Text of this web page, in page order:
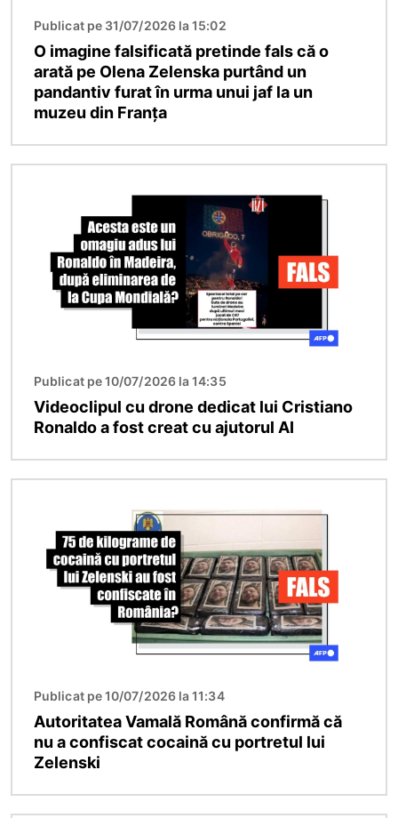
Publicat pe 31/07/2026 la 15:02
O imagine falsificată pretinde fals că o
arată pe Olena Zelenska purtând un
pandantiv furat în urma unui jaf la un
muzeu din Franța
Publicat pe 10/07/2026 la 14:35
Videoclipul cu drone dedicat lui Cristiano
Ronaldo a fost creat cu ajutorul AI
Publicat pe 10/07/2026 la 11:34
Autoritatea Vamală Română confirmă că
nu a confiscat cocaină cu portretul lui
Zelenski